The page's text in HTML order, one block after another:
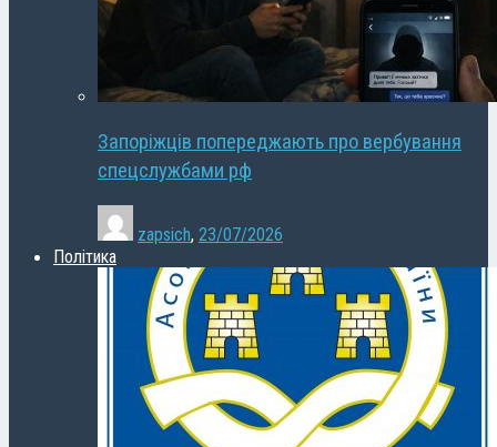
Запоріжців попереджають про вербування
спецслужбами рф
zapsich, 23/07/2026
Політика